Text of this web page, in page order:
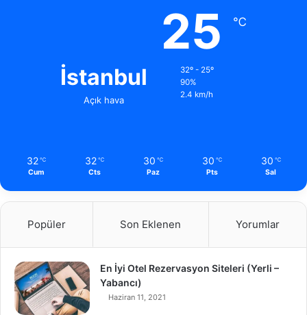
İstanbul
Açık hava
25 ℃
32º - 25º
90%
2.4 km/h
32 ℃
Cum
32 ℃
Cts
30 ℃
Paz
30 ℃
Pts
30 ℃
Sal
Popüler Son Eklenen Yorumlar
En İyi Otel Rezervasyon Siteleri (Yerli –
Yabancı)
Haziran 11, 2021